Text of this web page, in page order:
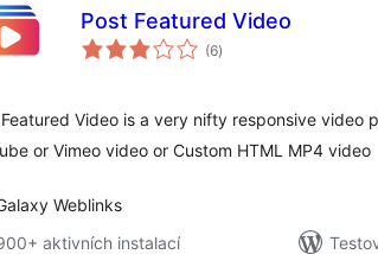
Post Featured Video
(6celkové
hodnocení
)
Video is a very nifty responsive video
or Vimeo video or Custom HTML MP4 video
Weblinks
aktivních instalací